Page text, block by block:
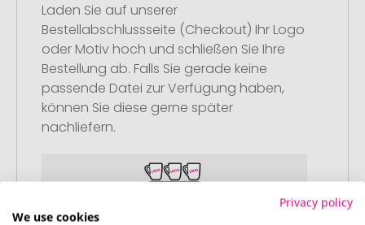
Laden Sie auf unserer
Bestellabschlussseite (Checkout) Ihr Logo
oder Motiv hoch und schließen Sie Ihre
Bestellung ab. Falls Sie gerade keine
passende Datei zur Verfügung haben,
können Sie diese gerne später
nachliefern.
Privacy policy
We use cookies